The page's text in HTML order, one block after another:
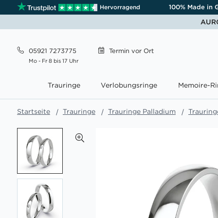
Hervorragend 100% Made in
05921 7273775
Mo - Fr 8 bis 17 Uhr
Termin vor Ort
Trauringe Verlobungsringe Memoire-
Startseite Trauringe Trauringe Palladium
Ende
der
Bildgalerie
springen